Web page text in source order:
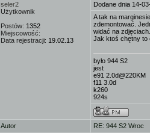
seler2
Użytkownik
Postów: 1352
Miejscowość:
Data rejestracji: 19.02.13
Dodane dnia 14-
A tak na
zdemontować.
widać na zdjęciach.
Jak ktoś chętny to
było 944 S2
jest
e91 2.0d@220KM
f11 3.0d
k260
924s
Autor
RE: 944 S2 Wroc